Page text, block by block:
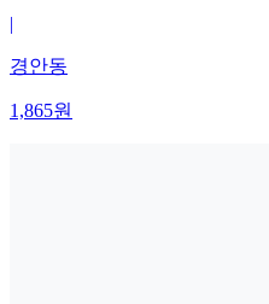
|
경안동
1,865원